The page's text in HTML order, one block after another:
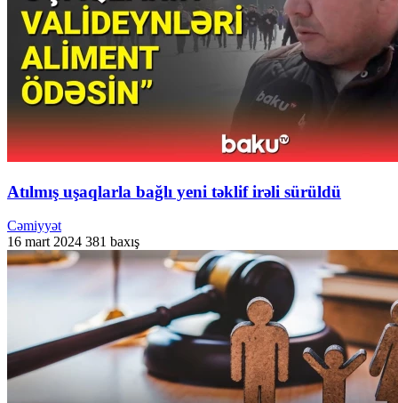
Atılmış uşaqlarla bağlı yeni təklif irəli sürüldü
Cəmiyyət
16 mart 2024 381 baxış